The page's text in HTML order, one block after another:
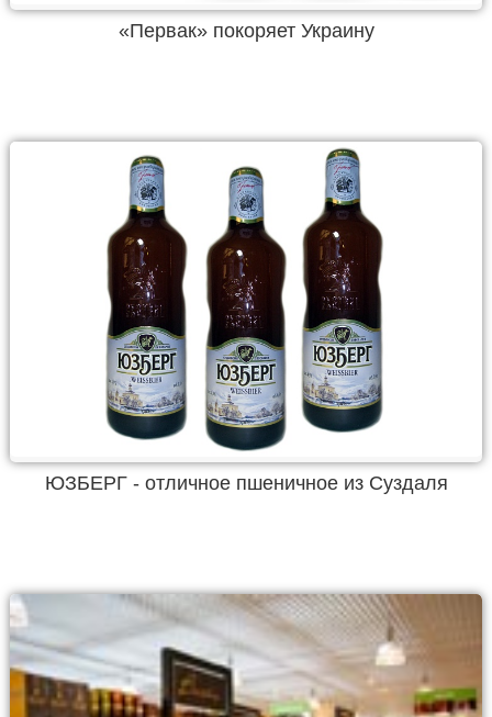
«Первак» покоряет Украину
ЮЗБЕРГ - отличное пшеничное из Суздаля